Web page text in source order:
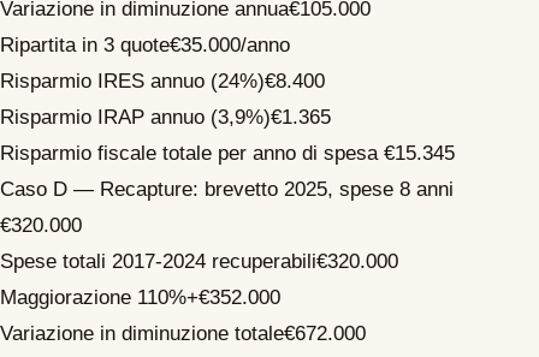
Variazione in diminuzione annua€105.000
Ripartita in 3 quote€35.000/anno
Risparmio IRES annuo (24%)€8.400
Risparmio IRAP annuo (3,9%)€1.365
Risparmio fiscale totale per anno di spesa €15.345
Caso D — Recapture: brevetto 2025, spese 8 anni
€320.000
Spese totali 2017-2024 recuperabili€320.000
Maggiorazione 110%+€352.000
Variazione in diminuzione totale€672.000